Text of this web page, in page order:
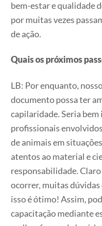
bem-estar e qualidade
por muitas vezes
de ação.
Quais os próximos
LB: Por enquanto,
documento possa ter
capilaridade. Seria
profissionais
de animais em
atentos ao material e
responsabilidade.
ocorrer, muitas
isso é ótimo! Assim,
capacitação mediante